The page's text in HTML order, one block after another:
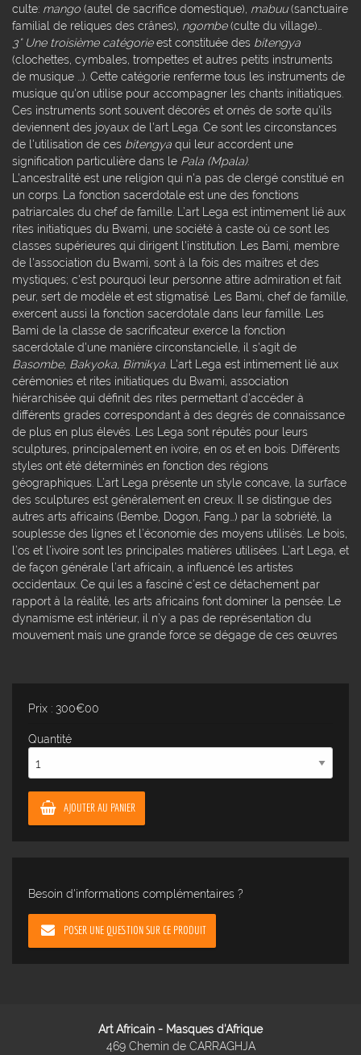
culte: mango (autel de sacrifice domestique), mabuu(sanctuaire
familial de reliques des crânes), ngombe(culte du village)…
3° Une troisième catégorieest constituée des bitengya
(clochettes, cymbales, trompettes et autres petits instruments
de musique ...). Cette catégorie renferme tous les instruments de
musique qu'on utilise pour accompagner les chants initiatiques.
Ces instruments sont souvent décorés et ornés de sorte qu'ils
deviennent des joyaux de l'art Lega. Ce sont les circonstances
de l'utilisation de ces bitengya qui leur accordent une
signification particulière dans le Pala (Mpala).
L'ancestralité est une religion qui n'a pas de clergé constitué en
un corps. La fonction sacerdotale est une des fonctions
patriarcales du chef de famille. L’art Lega est intimement lié aux
rites initiatiques du Bwami, une société à caste où ce sont les
classes supérieures qui dirigent l'institution. Les Bami, membre
de l'association du Bwami, sont à la fois des maitres et des
mystiques; c'est pourquoi leur personne attire admiration et fait
peur, sert de modèle et est stigmatisé. Les Bami, chef de famille,
exercent aussi la fonction sacerdotale dans leur famille. Les
Bami de la classe de sacrificateur exerce la fonction
sacerdotale d'une manière circonstancielle, il s'agit de
Basombe, Bakyoka, Bimikya . L'art Lega est intimement lié aux
cérémonies et rites initiatiques du Bwami, association
hiérarchisée qui définit des rites permettant d'accéder à
différents grades correspondant à des degrés de connaissance
de plus en plus élevés. Les Lega sont réputés pour leurs
sculptures, principalement en ivoire, en os et en bois. Différents
styles ont été déterminés en fonction des régions
géographiques. L’art Lega présente un style concave, la surface
des sculptures est généralement en creux. Il se distingue des
autres arts africains (Bembe, Dogon, Fang…) par la sobriété, la
souplesse des lignes et l’économie des moyens utilisés. Le bois,
l’os et l’ivoire sont les principales matières utilisées. L’art Lega, et
de façon générale l’art africain, a influencé les artistes
occidentaux. Ce qui les a fasciné c’est ce détachement par
rapport à la réalité, les arts africains font dominer la pensée. Le
dynamisme est intérieur, il n’y a pas de représentation du
mouvement mais une grande force se dégage de ces œuvres
Prix : 300€00
Quantité
AJOUTER AU PANIER
Besoin d'informations complémentaires ?
POSER UNE QUESTION SUR CE PRODUIT
Art Africain - Masques d'Afrique
469 Chemin de CARRAGHJA